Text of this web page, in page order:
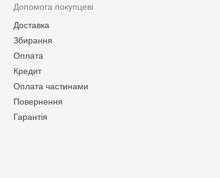
Допомога покупцеві
Доставка
Збирання
Оплата
Кредит
Оплата частинами
Повернення
Гарантія